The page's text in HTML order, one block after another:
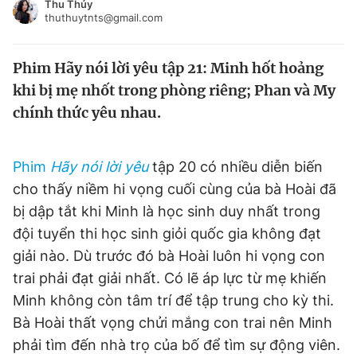
Video Magazine
Tiện ích Bạn cần biết
Thông tin tòa soạn Liên hệ quảng cáo
Đọc Thanh Niên trên điện thoại
Đăng xuất
Thu Thủy
thuthuytnts@gmail.com
Phim Hãy nói lời yêu tập 21: Minh hốt hoảng
khi bị mẹ nhốt trong phòng riêng; Phan và My
chính thức yêu nhau.
Phim Hãy nói lời yêutập 20 có nhiều diễn biến
cho thấy niềm hi vọng cuối cùng của bà Hoài đã
bị dập tắt khi Minh là học sinh duy nhất trong
đội tuyển thi học sinh giỏi quốc gia không đạt
giải nào. Dù trước đó bà Hoài luôn hi vọng con
trai phải đạt giải nhất. Có lẽ áp lực từ mẹ khiến
Minh không còn tâm trí để tập trung cho kỳ thi.
Bà Hoài thất vọng chửi mắng con trai nên Minh
phải tìm đến nhà trọ của bố để tìm sự động viên.